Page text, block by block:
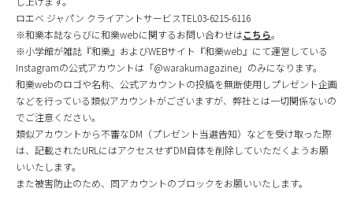
ロエベ ジャパン クライアントサービスTEL03-6215-6116
※和樂本誌ならびに和樂webに関するお問い合わせはこちら。
※小学館が雑誌『和樂』およびWEBサイト『和樂web』にて運営している
Instagramの公式アカウントは「@warakumagazine」のみになります。
和樂webのロゴや名称、公式アカウントの投稿を無断使用しプレゼント企画
などを行っている類似アカウントがございますが、弊社とは一切関係ないの
でご注意ください。
類似アカウントから不審なDM（プレゼント当選告知）などを受け取った際
は、記載されたURLにはアクセスせずDM自体を削除していただくようお願
いいたします。
また被害防止のため、同アカウントのブロックをお願いいたします。